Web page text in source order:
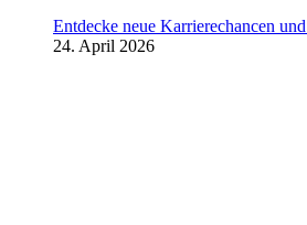
Entdecke neue Karrierechancen
24. April 2026